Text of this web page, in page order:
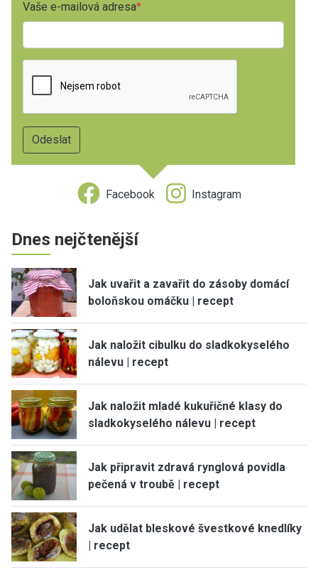
Vaše e-mailová adresa
Facebook Instagram
Dnes nejčtenější
Jak uvařit a zavařit do zásoby domácí
boloňskou omáčku | recept
Jak naložit cibulku do sladkokyselého
nálevu | recept
Jak naložit mladé kukuřičné klasy do
sladkokyselého nálevu | recept
Jak připravit zdravá rynglová povidla
pečená v troubě | recept
Jak udělat bleskové švestkové knedlíky
| recept